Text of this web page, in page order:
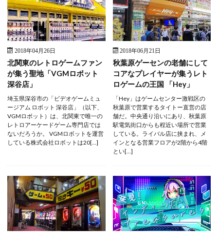
2018年04月26日
北関東のレトロゲームファン
が集う聖地「VGMロボット
深谷店」
埼玉県深谷市の「ビデオゲームミュ
ージアム ロボット 深谷店」（以下、
VGMロボット）は、北関東で唯一の
レトロアーケードゲーム専門店では
ないだろうか。 VGMロボットを運営
している株式会社ロボットは20[…]
2018年06月21日
秋葉原ゲーセンの老舗にして
コアなプレイヤーが集うレト
ロゲームの王国 「Hey」
「Hey」はゲームセンター激戦区の
秋葉原で営業するタイトー直営の店
舗だ。中央通り沿いにあり、秋葉原
駅電気街口からも程近い場所で営業
している。ライバル店に挟まれ、メ
インとなる営業フロアが2階から4階
とい[…]